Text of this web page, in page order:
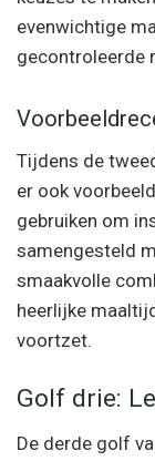
evenwichtige
gecontroleerde
Tijdens de
er ook
gebruiken om
samengesteld
smaakvolle
heerlijke
voortzet.
Golf drie:
De derde golf